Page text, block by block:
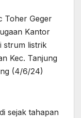
Toher Geger
Kantor
strum listrik
Kec. Tanjung
(4/6/24)
sejak tahapan